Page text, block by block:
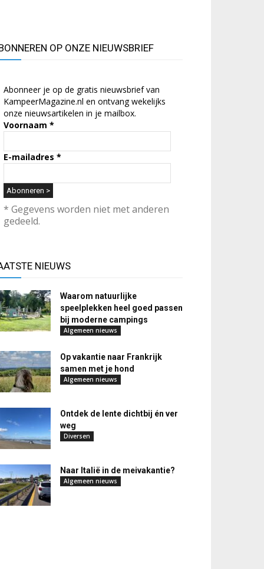
OP ONZE NIEUWSBRIEF
Abonneer je op de gratis nieuwsbrief van
KampeerMagazine.nl en ontvang wekelijks
onze nieuwsartikelen in je mailbox.
Voornaam *
E-mailadres *
* Gegevens worden niet met anderen
gedeeld.
NIEUWS
Waarom natuurlijke
speelplekken heel goed passen
bij moderne campings
Algemeen nieuws
Op vakantie naar Frankrijk
samen met je hond
Algemeen nieuws
Ontdek de lente dichtbij én ver
weg
Diversen
Naar Italië in de meivakantie?
Algemeen nieuws